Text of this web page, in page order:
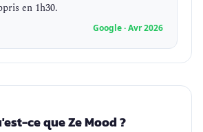
en 1h30.
Google · Avr 2026
ce que Ze Mood ?